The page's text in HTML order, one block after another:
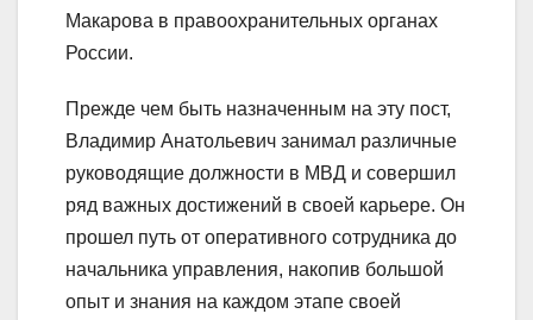
Макарова в правоохранительных органах
России.
Прежде чем быть назначенным на эту пост,
Владимир Анатольевич занимал различные
руководящие должности в МВД и совершил
ряд важных достижений в своей карьере. Он
прошел путь от оперативного сотрудника до
начальника управления, накопив большой
опыт и знания на каждом этапе своей